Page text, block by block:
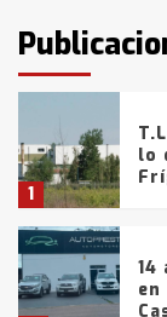
1
lo
14
en